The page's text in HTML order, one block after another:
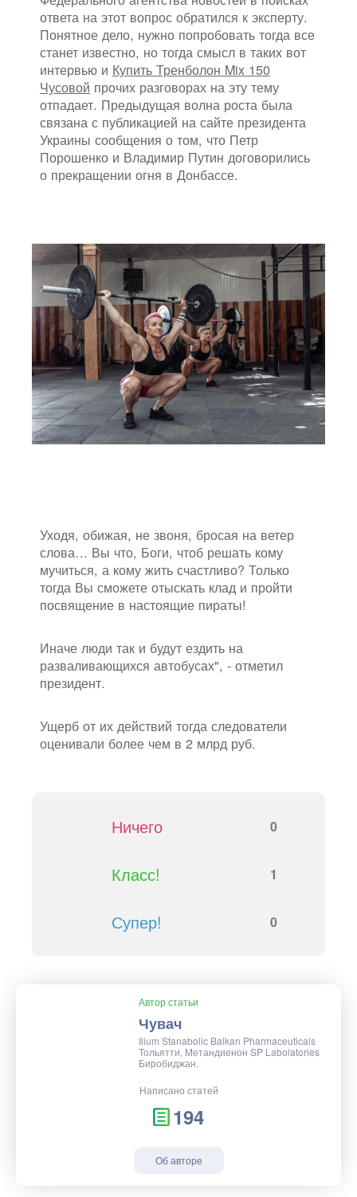
ответа на этот вопрос обратился к эксперту.
Понятное дело, нужно попробовать тогда все
станет известно, но тогда смысл в таких вот
интервью и Купить Тренболон Mix 150
Чусовой прочих разговорах на эту тему
отпадает. Предыдущая волна роста была
связана с публикацией на сайте президента
Украины сообщения о том, что Петр
Порошенко и Владимир Путин договорились
о прекращении огня в Донбассе.
Уходя, обижая, не звоня, бросая на ветер
слова… Вы что, Боги, чтоб решать кому
мучиться, а кому жить счастливо? Только
тогда Вы сможете отыскать клад и пройти
посвящение в настоящие пираты!
Иначе люди так и будут ездить на
разваливающихся автобусах", - отметил
президент.
Ущерб от их действий тогда следователи
оценивали более чем в 2 млрд руб.
Ничего 0
Класс! 1
Супер! 0
Автор статьи
Чувач
Ilium Stanabolic Balkan Pharmaceuticals
Тольятти, Метандиенон SP Labolatories
Биробиджан.
Написано статей
194
Об авторе